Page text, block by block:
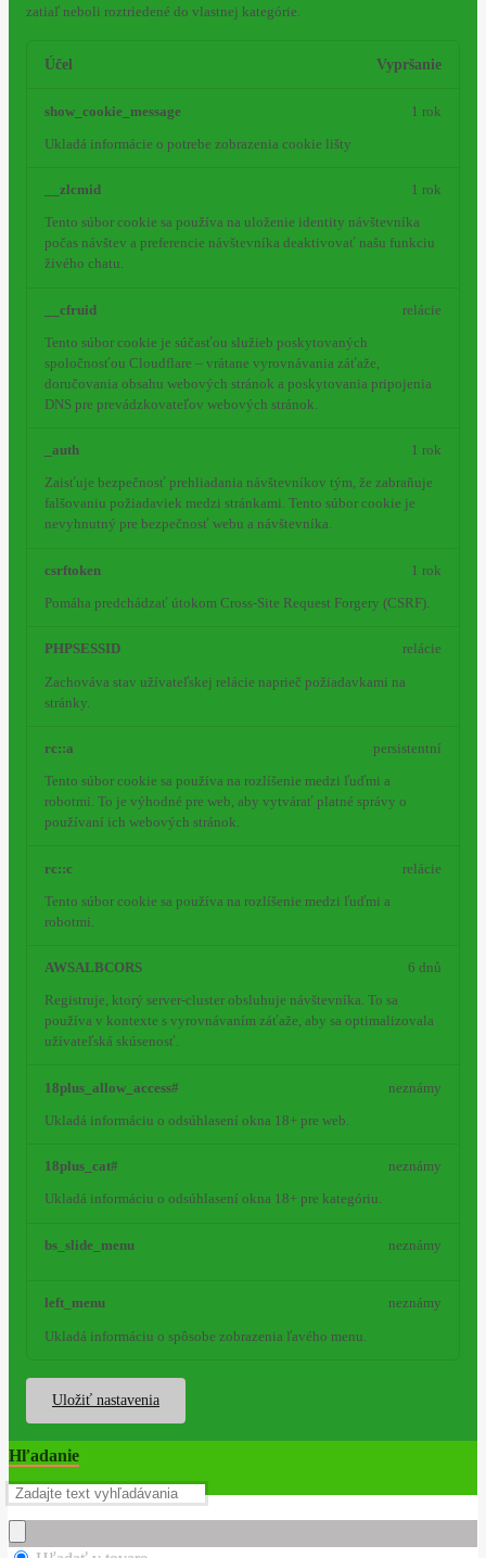
zatiaľ neboli roztriedené do vlastnej kategórie.
Účel Vypršanie
show_cookie_message
Ukladá informácie o potrebe zobrazenia cookie lišty
1 rok
__zlcmid
Tento súbor cookie sa používa na uloženie identity návštevníka
počas návštev a preferencie návštevníka deaktivovať našu funkciu
živého chatu.
1 rok
__cfruid
Tento súbor cookie je súčasťou služieb poskytovaných
spoločnosťou Cloudflare – vrátane vyrovnávania záťaže,
doručovania obsahu webových stránok a poskytovania pripojenia
DNS pre prevádzkovateľov webových stránok.
relácie
_auth
Zaisťuje bezpečnosť prehliadania návštevníkov tým, že zabraňuje
falšovaniu požiadaviek medzi stránkami. Tento súbor cookie je
nevyhnutný pre bezpečnosť webu a návštevníka.
1 rok
csrftoken
Pomáha predchádzať útokom Cross-Site Request Forgery (CSRF).
1 rok
PHPSESSID
Zachováva stav užívateľskej relácie naprieč požiadavkami na
stránky.
relácie
rc::a
Tento súbor cookie sa používa na rozlíšenie medzi ľuďmi a
robotmi. To je výhodné pre web, aby vytvárať platné správy o
používaní ich webových stránok.
persistentní
rc::c
Tento súbor cookie sa používa na rozlíšenie medzi ľuďmi a
robotmi.
relácie
AWSALBCORS
Registruje, ktorý server-cluster obsluhuje návštevníka. To sa
používa v kontexte s vyrovnávaním záťaže, aby sa optimalizovala
užívateľská skúsenosť.
6 dnů
18plus_allow_access#
Ukladá informáciu o odsúhlasení okna 18+ pre web.
neznámy
18plus_cat#
Ukladá informáciu o odsúhlasení okna 18+ pre kategóriu.
neznámy
bs_slide_menu neznámy
left_menu
Ukladá informáciu o spôsobe zobrazenia ľavého menu.
neznámy
Uložiť nastavenia
Hľadanie